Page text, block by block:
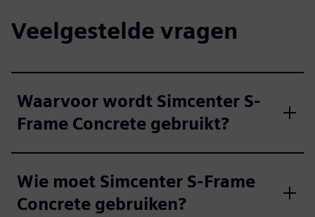
Veelgestelde vragen
Waarvoor wordt Simcenter S-
Frame Concrete gebruikt?
Wie moet Simcenter S-Frame
Concrete gebruiken?